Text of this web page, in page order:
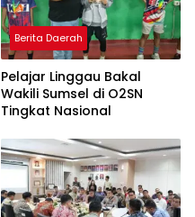
Berita Daerah
Pelajar Linggau Bakal
Wakili Sumsel di O2SN
Tingkat Nasional